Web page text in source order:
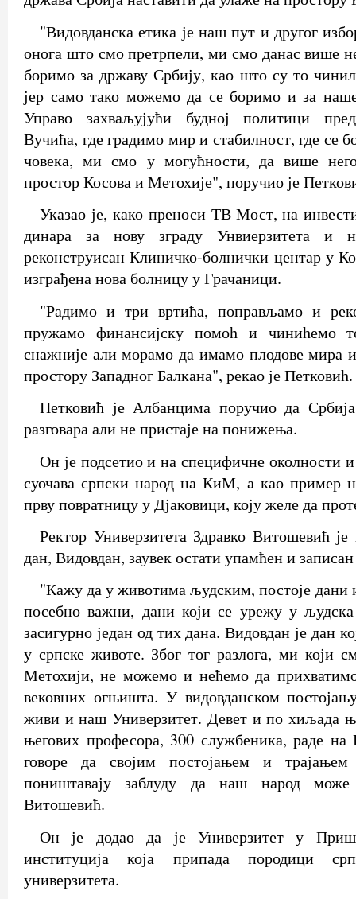
"Видовданска етика је наш пут и другог
онога што смо претрпели, ми смо данас више
боримо за државу Србију, као што су то
јер само тако можемо да се боримо и за
Управо захваљујући будној политици
Вучића, где градимо мир и стабилност, где се
човека, ми смо у могућности, да више
простор Косова и Метохије", поручио је
Указао је, како преноси ТВ Мост, на
динара за нову зграду Унвиерзитета и
реконструисан Клиничко-болнички центар у
изграђена нова болницу у Грачаници.
"Радимо и три вртића, поправљамо и
пружамо финансијску помоћ и чинићемо
снажније али морамо да имамо плодове мира
простору Западног Балкана", рекао је Петковић.
Петковић је Албанцима поручио да
разговара али не пристаје на понижења.
Он је подсетио и на специфичне околности
суочава српски народ на КиМ, а као пример
прву повратницу у Дјаковици, коју желе да
Ректор Универзитета Здравко Витошевић
дан, Видовдан, заувек остати упамћен и
"Кажу да у животима људским, постоје дани
посебно важни, дани који се урежу у
засигурно један од тих дана. Видовдан је дан
у српске животе. Због тог разлога, ми који
Метохији, не можемо и нећемо да прихватимо
вековних огњишта. У видовданском
живи и наш Универзитет. Девет и по хиљада
његових професора, 300 службеника, раде
говоре да својим постојањем и
поништавају заблуду да наш народ може
Витошевић.
Он је додао да је Универзитет у
институција која припада породици
универзитета.